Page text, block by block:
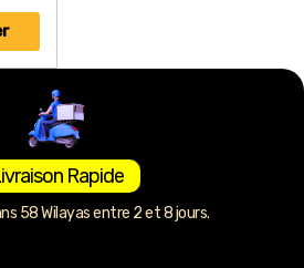
Rapide
58 Wilayas entre 2 et 8 jours.